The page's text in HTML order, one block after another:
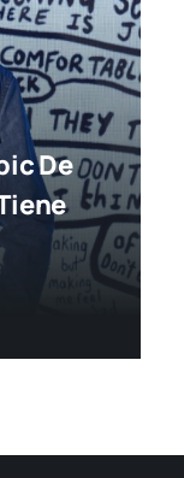
De